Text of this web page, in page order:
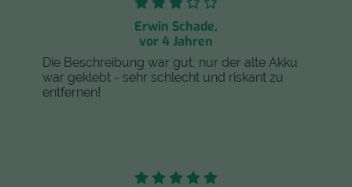
Erwin Schade,
vor 4 Jahren
Die Beschreibung war gut, nur der alte Akku
war geklebt - sehr schlecht und riskant zu
entfernen!